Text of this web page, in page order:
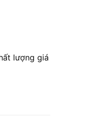
lượng giá